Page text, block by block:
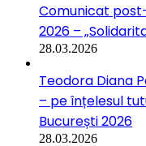
Comunicat
2026 –
28.03.2026
Teodora Diana
– pe înțelesul
București 2026
28.03.2026